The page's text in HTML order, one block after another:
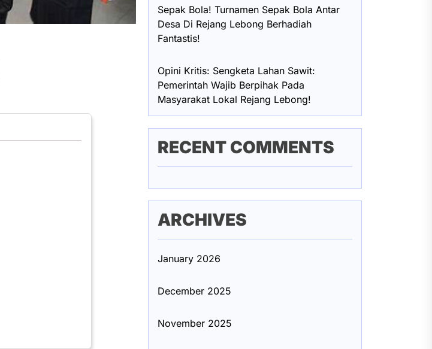
Sepak Bola! Turnamen Sepak Bola Antar
Desa Di Rejang Lebong Berhadiah
Fantastis!
Opini Kritis: Sengketa Lahan Sawit:
Pemerintah Wajib Berpihak Pada
Masyarakat Lokal Rejang Lebong!
RECENT COMMENTS
ARCHIVES
January 2026
December 2025
November 2025